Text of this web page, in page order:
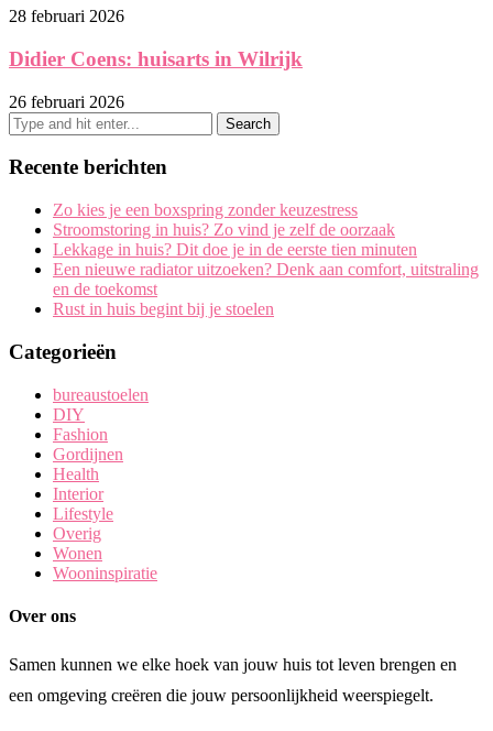
28 februari 2026
Didier Coens: huisarts in Wilrijk
26 februari 2026
Recente berichten
Zo kies je een boxspring zonder keuzestress
Stroomstoring in huis? Zo vind je zelf de oorzaak
Lekkage in huis? Dit doe je in de eerste tien minuten
Een nieuwe radiator uitzoeken? Denk aan comfort, uitstraling
en de toekomst
Rust in huis begint bij je stoelen
Categorieën
bureaustoelen
DIY
Fashion
Gordijnen
Health
Interior
Lifestyle
Overig
Wonen
Wooninspiratie
Over ons
Samen kunnen we elke hoek van jouw huis tot leven brengen en
een omgeving creëren die jouw persoonlijkheid weerspiegelt.